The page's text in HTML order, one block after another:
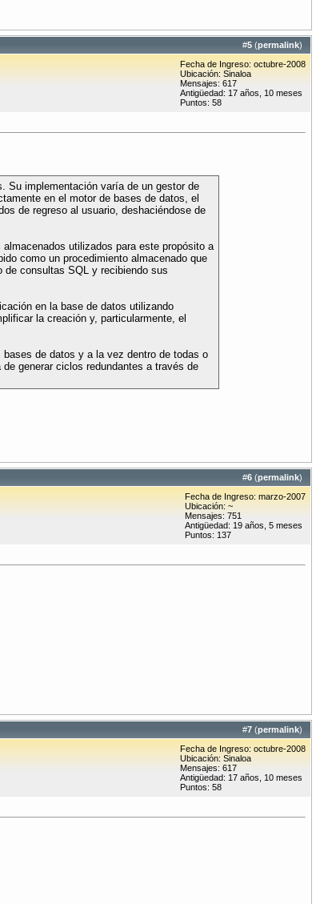
#5 (permalink)
Fecha de Ingreso: octubre-2008
Ubicación: Sinaloa
Mensajes: 617
Antigüedad: 17 años, 10 meses
Puntos: 58
Su implementación varía de un gestor de
en el motor de bases de datos, el
de regreso al usuario, deshaciéndose de
utilizados para este propósito a
como un procedimiento almacenado que
de consultas SQL y recibiendo sus
en la base de datos utilizando
la creación y, particularmente, el
de datos y a la vez dentro de todas o
generar ciclos redundantes a través de
#6 (permalink)
Fecha de Ingreso: marzo-2007
Ubicación: ~
Mensajes: 751
Antigüedad: 19 años, 5 meses
Puntos: 137
#7 (permalink)
Fecha de Ingreso: octubre-2008
Ubicación: Sinaloa
Mensajes: 617
Antigüedad: 17 años, 10 meses
Puntos: 58